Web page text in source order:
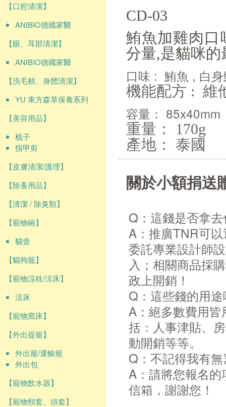
【口腔清潔】
ANIBIO德國家醫
【眼、耳部清潔】
ANIBIO德國家醫
【洗毛精、身體清潔】
YU 東方森草保養系列
【美容用品】
梳子
指甲剪
【皮膚清潔/護理】
【除蚤用品】
【清潔 / 除臭類】
【寵物碗】
貓壹
【貓狗籠】
【寵物涼枕/涼床】
涼床
【寵物窩床】
【外出提籠】
外出籠/運輸籠
外出包
【寵物飲水器】
【寵物頸套、頭套】
CD-03
鮪魚加雞肉口
分量,是貓咪的
口味 : 鮪魚 , 白
機能配方 : 維
容量： 85x40mm
重量： 170g
產地： 泰國
關於小額捐送
Q：這錢是否拿
A：推廣TNR可
委託專業設計師
入；相關商品採
政上開銷！
Q：這些錢的用
A：絕多數費用
括：人事津貼、
動開銷等等。
Q：不記得我有
A：請將您報名
信箱，謝謝您！